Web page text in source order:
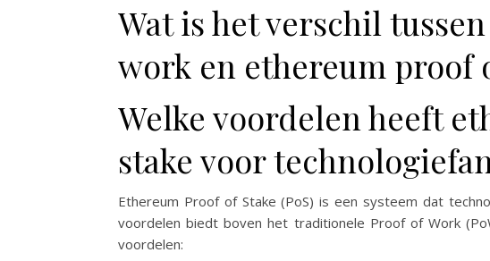
Wat is het verschil
work en ethereum proof
Welke voordelen heeft
stake voor
Ethereum Proof of Stake (PoS) is een systeem dat
voordelen biedt boven het traditionele Proof of Work
voordelen: